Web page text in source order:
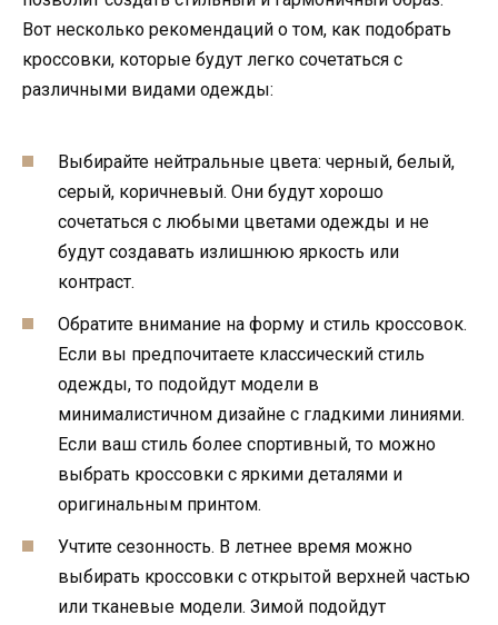
Вот несколько рекомендаций о том, как подобрать
кроссовки, которые будут легко сочетаться с
различными видами одежды:
Выбирайте нейтральные цвета: черный, белый,
серый, коричневый. Они будут хорошо
сочетаться с любыми цветами одежды и не
будут создавать излишнюю яркость или
контраст.
Обратите внимание на форму и стиль кроссовок.
Если вы предпочитаете классический стиль
одежды, то подойдут модели в
минималистичном дизайне с гладкими линиями.
Если ваш стиль более спортивный, то можно
выбрать кроссовки с яркими деталями и
оригинальным принтом.
Учтите сезонность. В летнее время можно
выбирать кроссовки с открытой верхней частью
или тканевые модели. Зимой подойдут